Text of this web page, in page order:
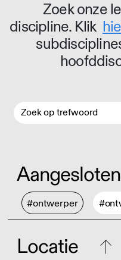
Zoek onze
discipline. Klik
#ontwerper
Locatie